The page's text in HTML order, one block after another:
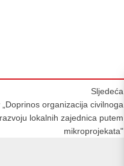
Sljedeća
organizacija civilnoga
lokalnih zajednica putem
mikroprojekata"